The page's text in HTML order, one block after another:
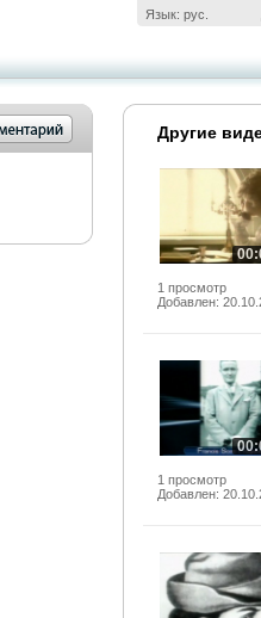
Язык: рус.
Другие
1 просмотр
Добавлен:
1 просмотр
Добавлен: